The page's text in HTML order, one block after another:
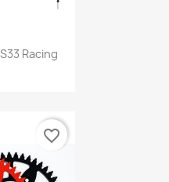
Racing
favorite_border